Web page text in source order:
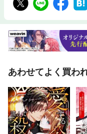
あわせてよく買わ